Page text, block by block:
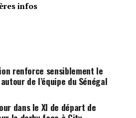
infos
renforce sensiblement le
de l’équipe du Sénégal
dans le XI de départ de